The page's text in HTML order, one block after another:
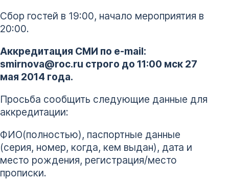
Сбор гостей в 19:00, начало мероприятия в
20:00.
Аккредитация СМИ по е-mail:
smirnova@roc.ru строго до 11:00 мск 27
мая 2014 года.
Просьба сообщить следующие данные для
аккредитации:
ФИО(полностью), паспортные данные
(серия, номер, когда, кем выдан), дата и
место рождения, регистрация/место
прописки.